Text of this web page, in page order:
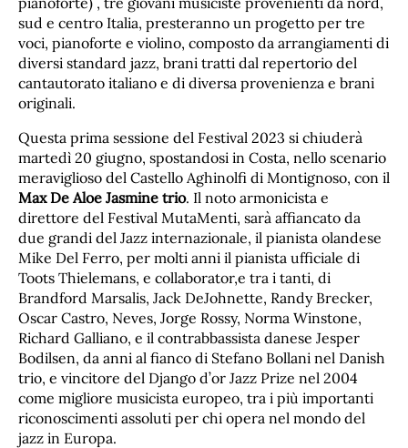
sud e centro Italia, presteranno un progetto per tre
voci, pianoforte e violino, composto da arrangiamenti di
diversi standard jazz, brani tratti dal repertorio del
cantautorato italiano e di diversa provenienza e brani
originali.
Questa prima sessione del Festival 2023 si chiuderà
martedì 20 giugno, spostandosi in Costa, nello scenario
meraviglioso del Castello Aghinolfi di Montignoso, con il
Max De Aloe Jasmine trio. Il noto armonicista e
direttore del Festival MutaMenti, sarà affiancato da
due grandi del Jazz internazionale, il pianista olandese
Mike Del Ferro, per molti anni il pianista ufficiale di
Toots Thielemans, e collaborator,e tra i tanti, di
Brandford Marsalis, Jack DeJohnette, Randy Brecker,
Oscar Castro, Neves, Jorge Rossy, Norma Winstone,
Richard Galliano, e il contrabbassista danese Jesper
Bodilsen, da anni al fianco di Stefano Bollani nel Danish
trio, e vincitore del Django d’or Jazz Prize nel 2004
come migliore musicista europeo, tra i più importanti
riconoscimenti assoluti per chi opera nel mondo del
jazz in Europa.